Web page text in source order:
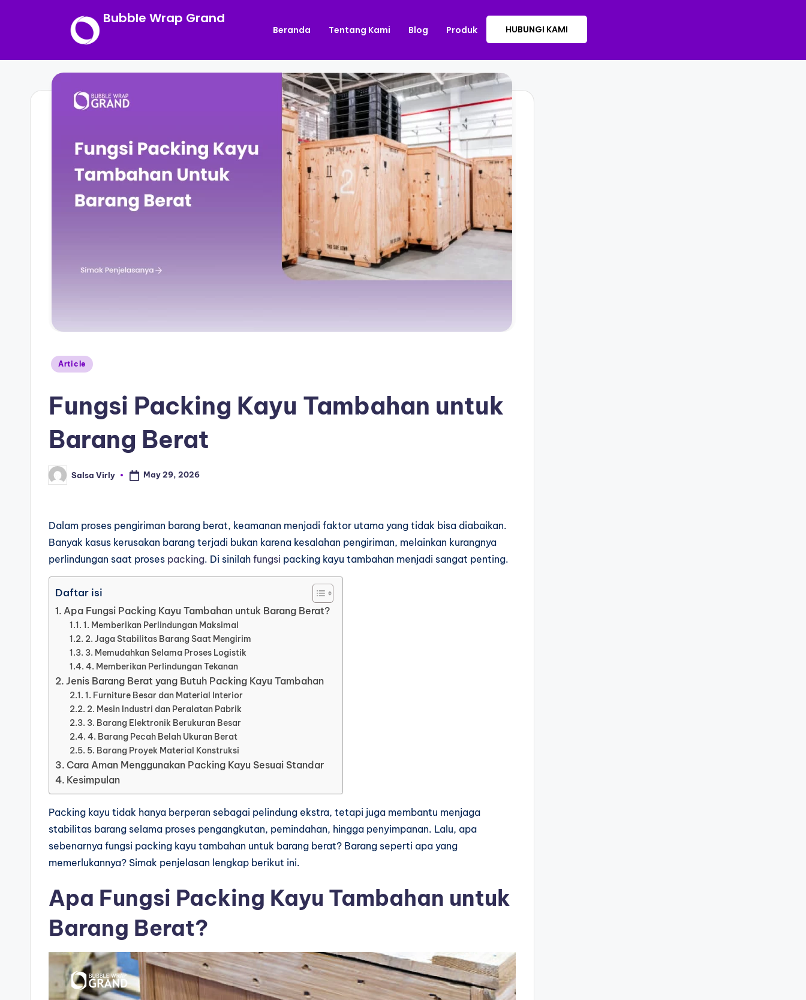
Bubble Wrap Grand
Beranda Tentang Kami Blog Produk HUBUNGI KAMI
Article
Fungsi Packing Kayu Tambahan untuk
Barang Berat
Salsa Virly May 29, 2026
Dalam proses pengiriman barang berat, keamanan menjadi faktor utama yang tidak bisa diabaikan.
Banyak kasus kerusakan barang terjadi bukan karena kesalahan pengiriman, melainkan kurangnya
perlindungan saat proses packing. Di sinilah fungsi packing kayu tambahan menjadi sangat penting.
Daftar isi
Apa Fungsi Packing Kayu Tambahan untuk Barang Berat?
1. Memberikan Perlindungan Maksimal
2. Jaga Stabilitas Barang Saat Mengirim
3. Memudahkan Selama Proses Logistik
4. Memberikan Perlindungan Tekanan
Jenis Barang Berat yang Butuh Packing Kayu Tambahan
1. Furniture Besar dan Material Interior
2. Mesin Industri dan Peralatan Pabrik
3. Barang Elektronik Berukuran Besar
4. Barang Pecah Belah Ukuran Berat
5. Barang Proyek Material Konstruksi
Cara Aman Menggunakan Packing Kayu Sesuai Standar
Kesimpulan
Packing kayu tidak hanya berperan sebagai pelindung ekstra, tetapi juga membantu menjaga
stabilitas barang selama proses pengangkutan, pemindahan, hingga penyimpanan. Lalu, apa
sebenarnya fungsi packing kayu tambahan untuk barang berat? Barang seperti apa yang
memerlukannya? Simak penjelasan lengkap berikut ini.
Apa Fungsi Packing Kayu Tambahan untuk
Barang Berat?